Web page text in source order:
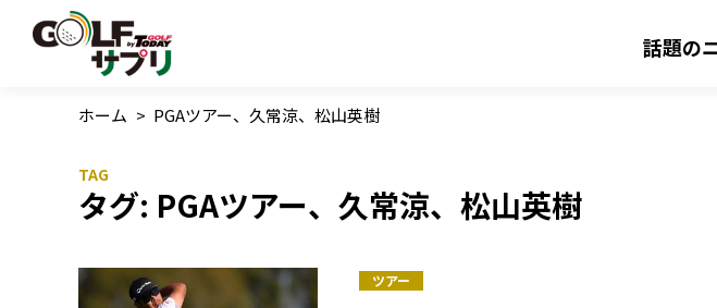
話題の
ホーム > PGAツアー、久常涼、松山英樹
タグ: PGAツアー、久常涼、松山英樹
ツアー